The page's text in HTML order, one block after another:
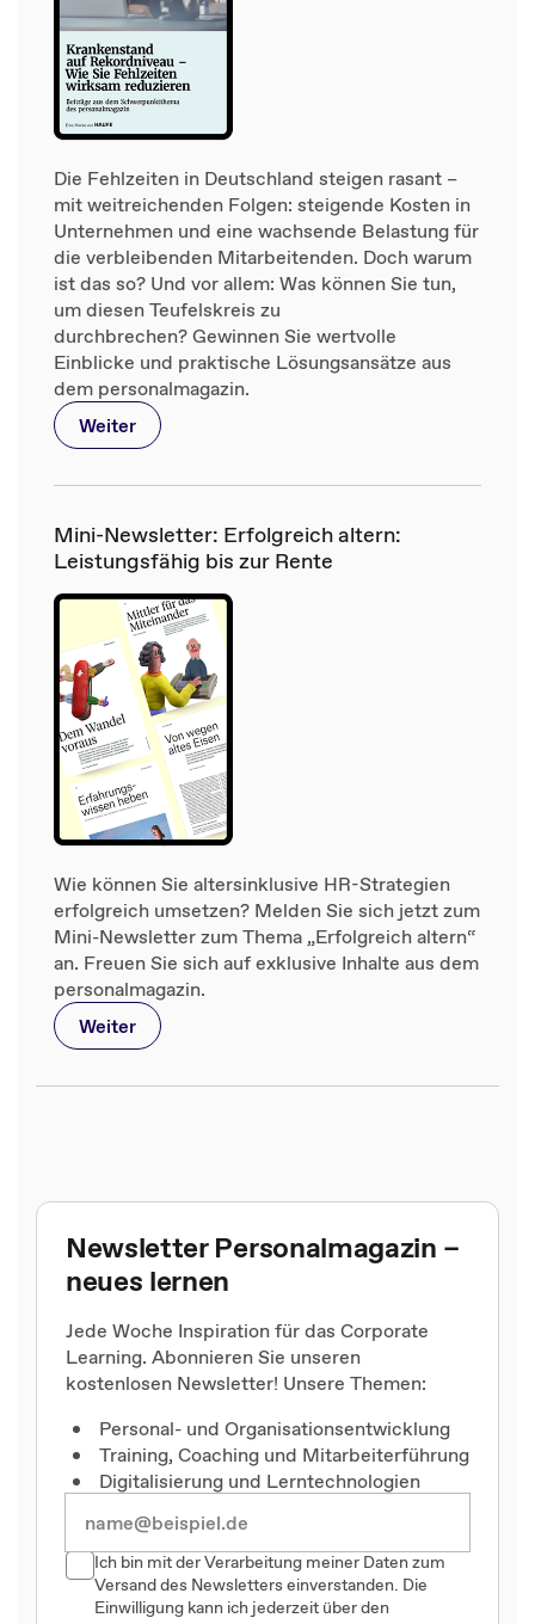
Die Fehlzeiten in Deutschland steigen rasant –
mit weitreichenden Folgen: steigende Kosten in
Unternehmen und eine wachsende Belastung für
die verbleibenden Mitarbeitenden. Doch warum
ist das so? Und vor allem: Was können Sie tun,
um diesen Teufelskreis zu
durchbrechen? Gewinnen Sie wertvolle
Einblicke und praktische Lösungsansätze aus
dem personalmagazin.
Weiter
Mini-Newsletter: Erfolgreich altern:
Leistungsfähig bis zur Rente
Wie können Sie altersinklusive HR-Strategien
erfolgreich umsetzen? Melden Sie sich jetzt zum
Mini-Newsletter zum Thema „Erfolgreich altern“
an. Freuen Sie sich auf exklusive Inhalte aus dem
personalmagazin.
Weiter
Newsletter Personalmagazin –
neues lernen
Jede Woche Inspiration für das Corporate
Learning. Abonnieren Sie unseren
kostenlosen Newsletter! Unsere Themen:
Personal- und Organisationsentwicklung
Training, Coaching und Mitarbeiterführung
Digitalisierung und Lerntechnologien
Ich bin mit der Verarbeitung meiner Daten zum
Versand des Newsletters einverstanden. Die
Einwilligung kann ich jederzeit über den